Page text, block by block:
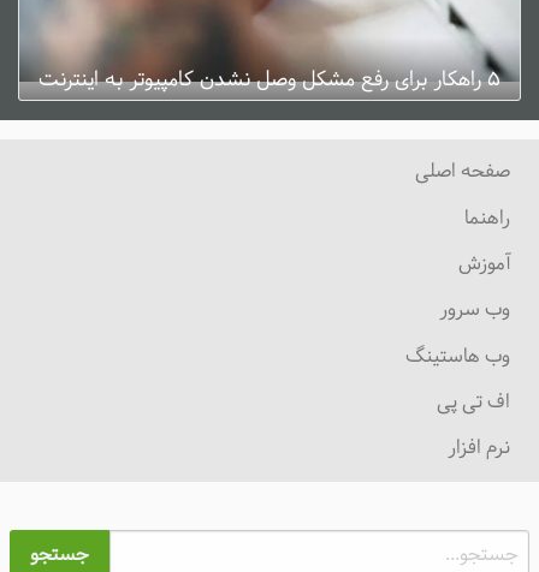
۵ راهکار برای رفع مشکل وصل نشدن کامپیوتر به اینترنت
صفحه اصلی
راهنما
آموزش
وب سرور
وب هاستینگ
اف تی پی
نرم افزار
جستجو